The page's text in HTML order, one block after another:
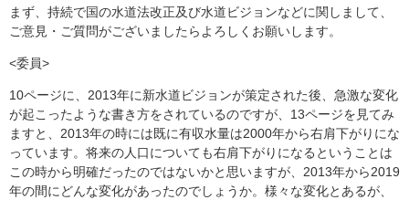
まず、持続で国の水道法改正及び水道ビジョンなどに関しまして、
ご意見・ご質問がございましたらよろしくお願いします。
<委員>
10ページに、2013年に新水道ビジョンが策定された後、急激な変化
が起こったような書き方をされているのですが、13ページを見てみ
ますと、2013年の時には既に有収水量は2000年から右肩下がりにな
っています。将来の人口についても右肩下がりになるということは
この時から明確だったのではないかと思いますが、2013年から2019
年の間にどんな変化があったのでしょうか。様々な変化とあるが、